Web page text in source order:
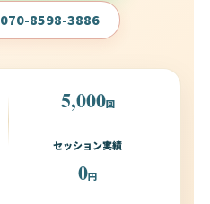
070-8598-3886
5,000回
セッション実績
0円